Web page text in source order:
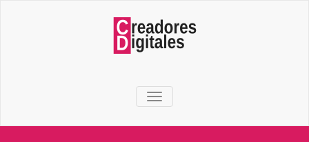
TOGGLE NAVIGATION